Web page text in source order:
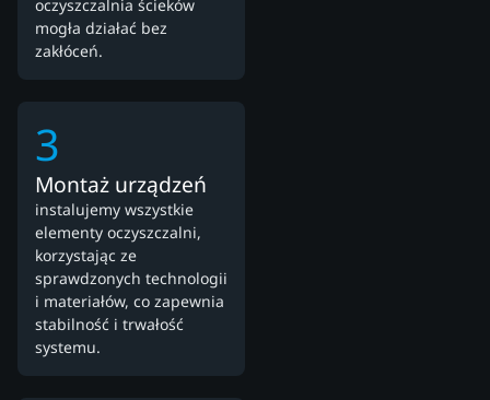
oczyszczalnia ścieków
mogła działać bez
zakłóceń.
3
Montaż urządzeń
instalujemy wszystkie
elementy oczyszczalni,
korzystając ze
sprawdzonych technologii
i materiałów, co zapewnia
stabilność i trwałość
systemu.